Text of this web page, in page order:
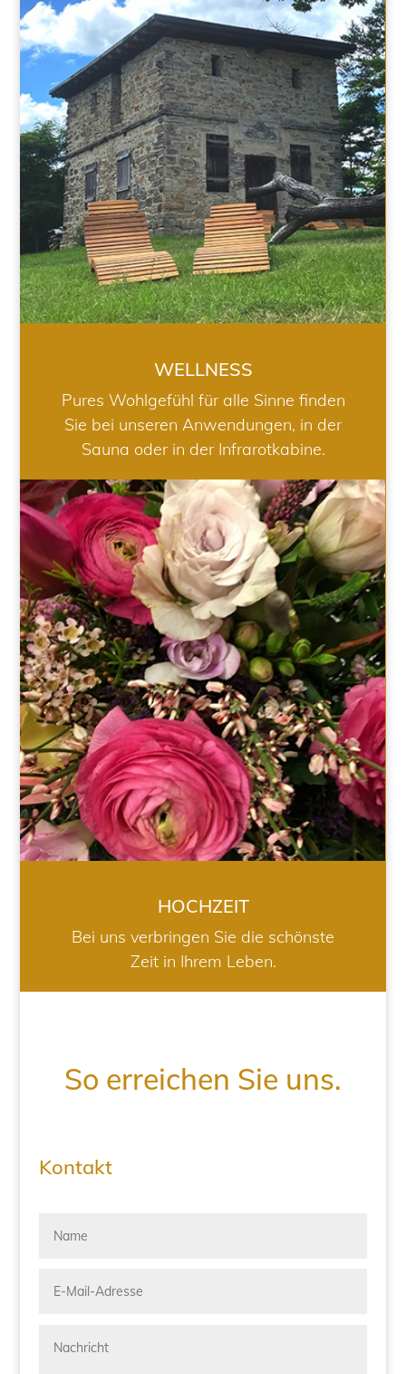
WELLNESS
WELLNESS
Pures Wohlgefühl für alle Sinne finden
Sie bei unseren Anwendungen, in der
Sauna oder in der Infrarotkabine.
HOCHZEIT
HOCHZEIT
Bei uns verbringen Sie die schönste
Zeit in Ihrem Leben.
So erreichen Sie uns.
Kontakt